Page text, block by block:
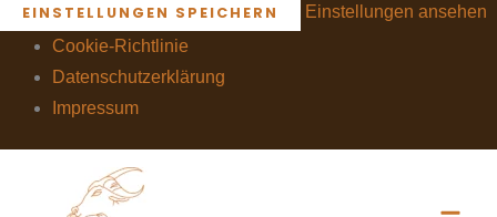
EINSTELLUNGEN SPEICHERN
Einstellungen ansehen
Cookie-Richtlinie
Datenschutzerklärung
Impressum
DSCF0466